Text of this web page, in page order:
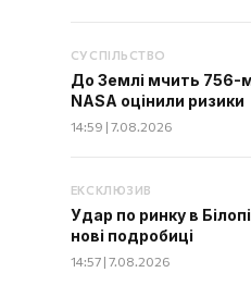
СУСПІЛЬСТВО
До Землі мчить 756-
NASA оцінили ризики
14:59 | 7.08.2026
ЕКСКЛЮЗИВ
Удар по ринку в
нові подробиці
14:57 | 7.08.2026